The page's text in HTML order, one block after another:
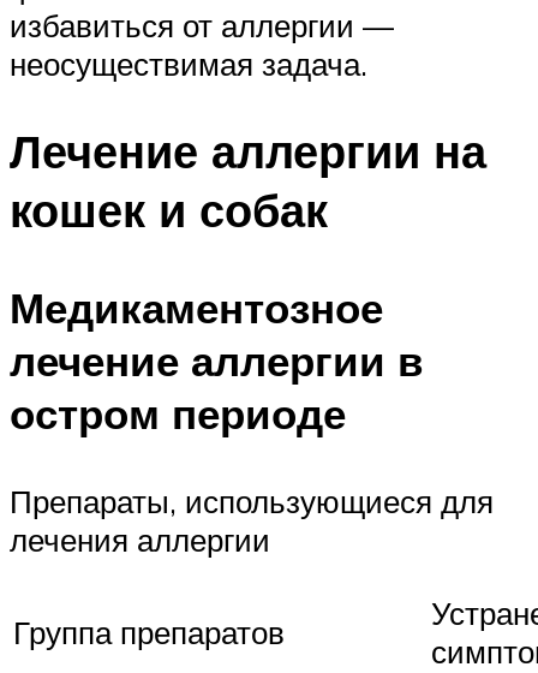
избавиться от аллергии —
неосуществимая задача.
Лечение аллергии на
кошек и собак
Медикаментозное
лечение аллергии в
остром периоде
Препараты, использующиеся для
лечения аллергии
Группа препаратов